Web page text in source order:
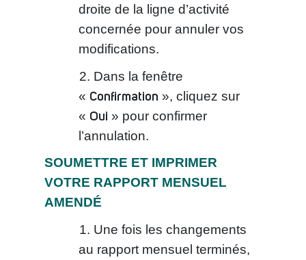
droite de la ligne d’activité
concernée pour annuler vos
modifications.
Dans la fenêtre
« Confirmation », cliquez sur
« Oui » pour confirmer
l’annulation.
SOUMETTRE ET IMPRIMER
VOTRE RAPPORT MENSUEL
AMENDÉ
Une fois les changements
au rapport mensuel terminés,